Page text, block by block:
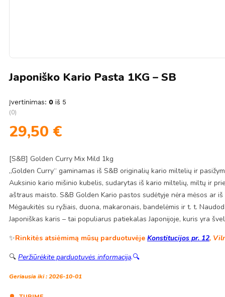
Japoniško Kario Pasta 1KG – SB
Įvertinimas: 0 iš 5
(0)
29,50 €
[S&B] Golden Curry Mix Mild 1kg
„Golden Curry“ gaminamas iš S&B originalių kario miltelių ir
Auksinio kario mišinio kubelis, sudarytas iš kario miltelių, miltų ir
aštraus maisto. S&B Golden Kario pastos sudėtyje nėra mėsos ar
Mėgaukitės su ryžiais, duona, makaronais, bandelėmis ir t. t.
Japoniškas karis – tai populiarus patiekalas Japonijoje, kuris yra
✨Rinkitės atsiėmimą mūsų parduotuvėje Konstitucijos pr. 12,
🔍 Peržiūrėkite parduotuvės informaciją.🔍
Geriausia iki : 2026-10-01